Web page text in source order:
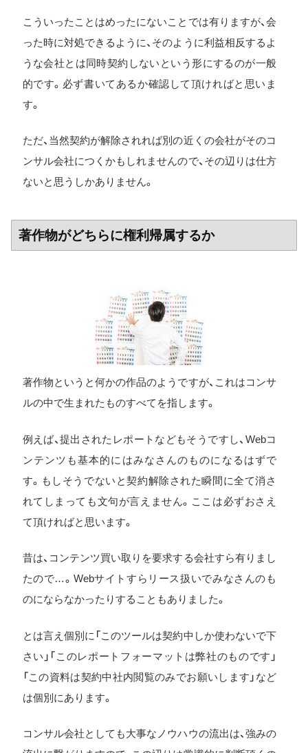
こういったことはめったにないことでは有りますが、会
った時に対処できるように、そのように利益相反するよ
うな会社とは同時契約しないという形にするのが一般
的です。必ず書いてあるか確認して頂ければと思いま
す。
ただ、当然契約が解除されれば別の近くの会社がそのコ
ンサル会社につくかもしれませんので、その辺りは仕方
ないと思うしかありません。
著作物がどちらに権利帰属するか
著作物というと何かの作品のようですが、これはコンサ
ルの中で生まれたものすべてを指します。
例えば、提出されたレポートなどもそうですし、Webコ
ンテンツも基本的にはみなさんのものになるはずで
す。もしそうでないと契約解除された瞬間に全て消さ
れてしまっても文句が言えません。ここは必ずおさえ
て頂ければと思います。
昔は、コンテンツ買い取りを要求する会社すら有りまし
たので…。Webサイトすらリース扱いでみなさんのも
のにならなかったりすることもありました。
とは言え個別に「このツールは契約中しか使わないで下
さい」「このレポートフォーマットは弊社のものです」
「この資料は契約中社内閲覧のみでお願いします」など
は個別にあります。
コンサル会社としても大事なノウハウの流出は、強みの